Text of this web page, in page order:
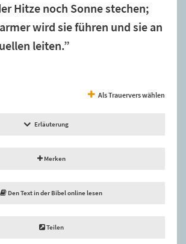
Hitze noch Sonne stechen;
wird sie führen und sie an
leiten.”
Als Trauervers wählen
Erläuterung
Merken
Den Text in der Bibel online lesen
Teilen